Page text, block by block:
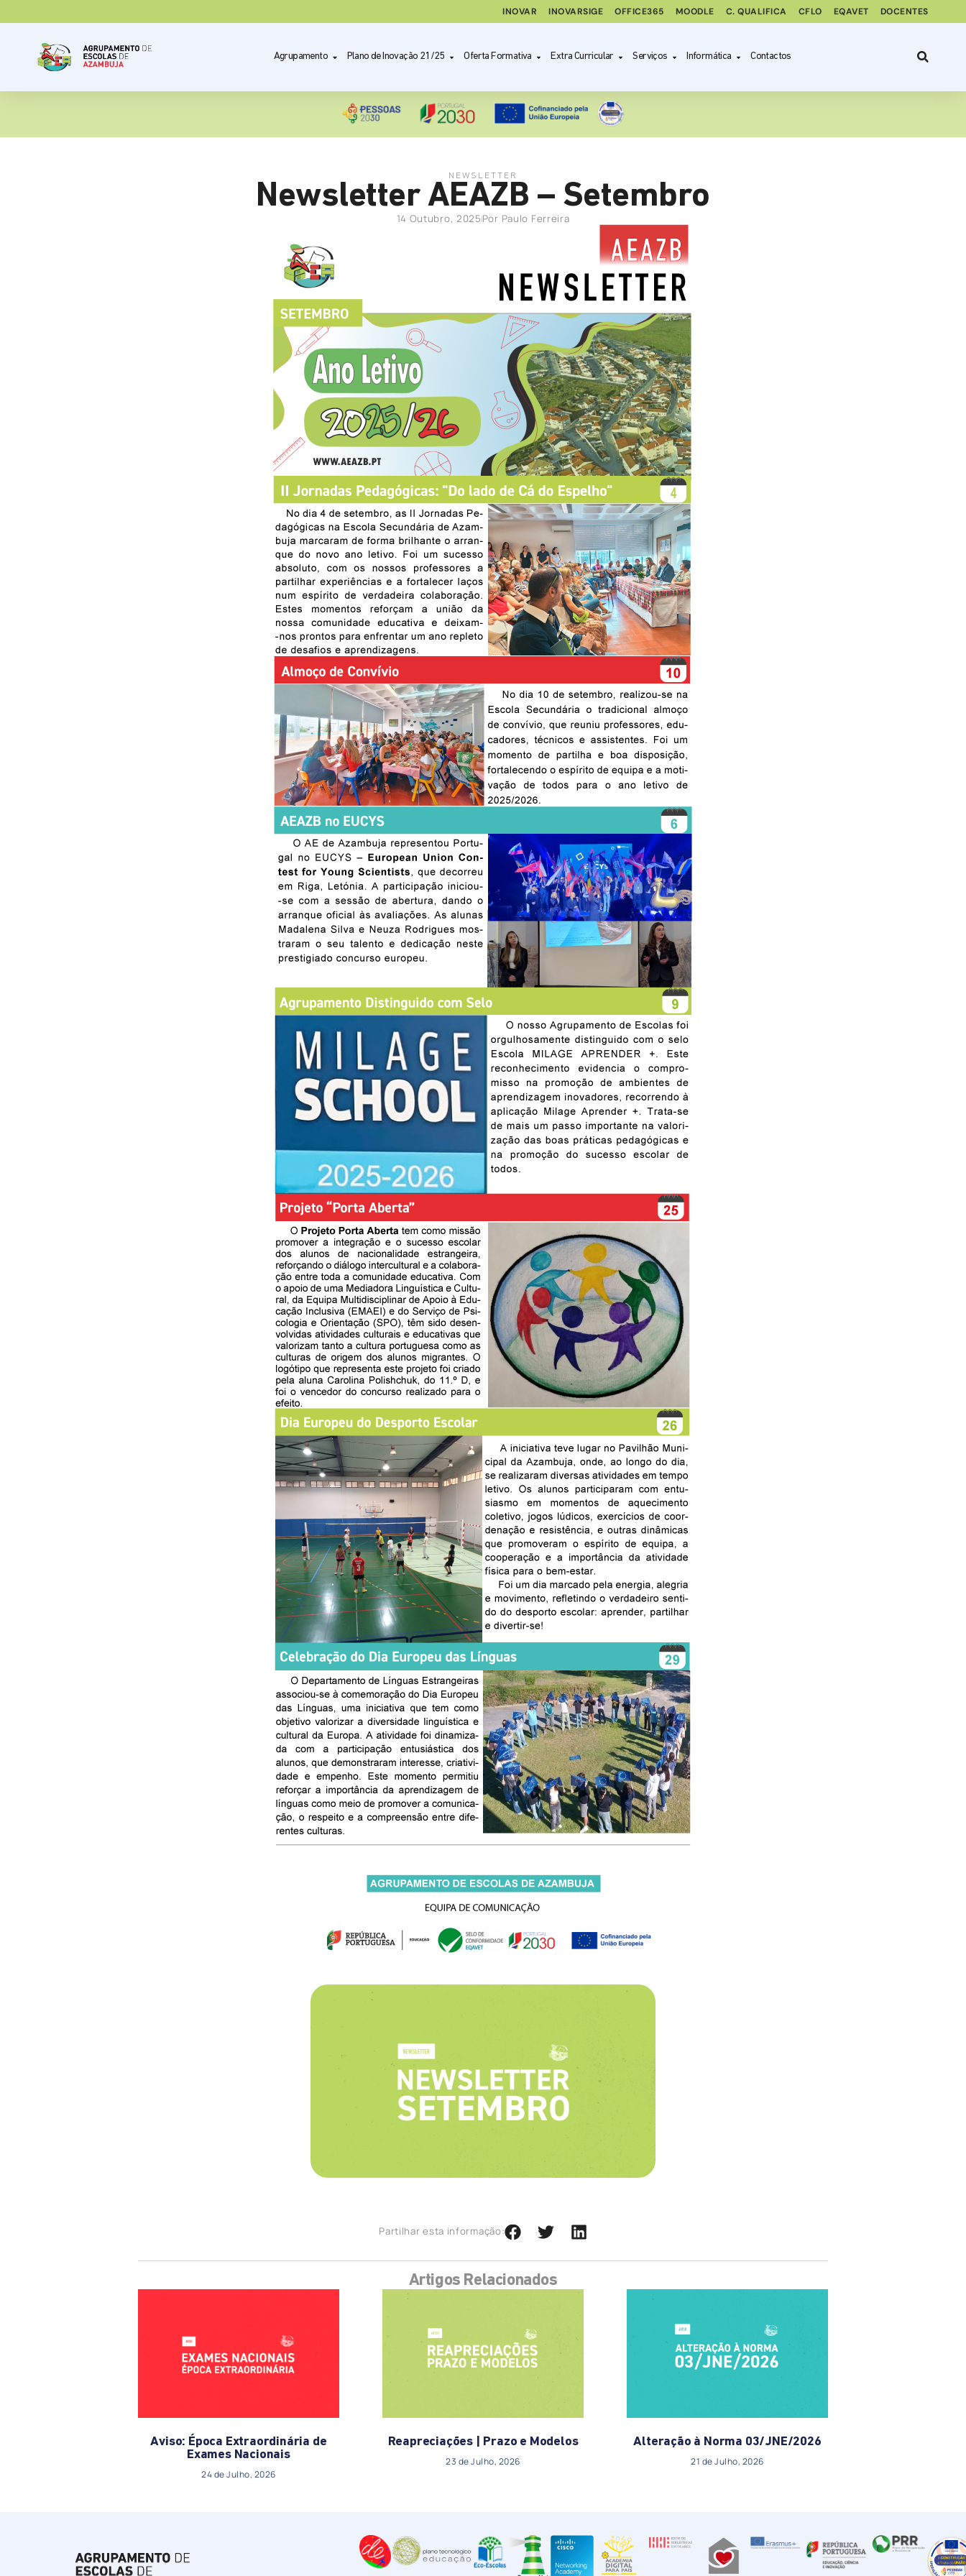
INOVAR INOVARSIGE OFFICE365 MOODLE C. QUALIFICA CFLO EQAVET DOCENTES
Agrupamento Plano de Inovação 21/25 Oferta Formativa Extra Curricular Serviços Informática Contactos
NEWSLETTER
Newsletter AEAZB – Setembro
14 Outubro, 2025Por Paulo Ferreira
Partilhar esta informação:
Artigos Relacionados
Aviso: Época Extraordinária de
Exames Nacionais
24 de Julho, 2026
Reapreciações | Prazo e Modelos
23 de Julho, 2026
Alteração à Norma 03/JNE/2026
21 de Julho, 2026